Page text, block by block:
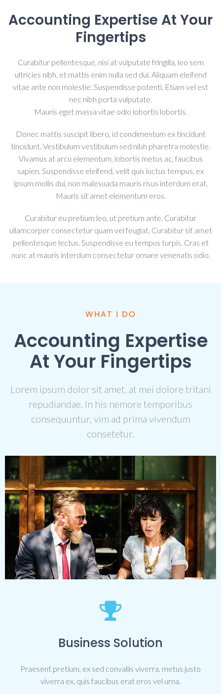
Accounting Expertise At Your
Fingertips
Curabitur pellentesque, nisi at vulputate fringilla, leo sem
ultricies nibh, et mattis enim nulla sed dui. Aliquam eleifend
vitae ante non molestie. Suspendisse potenti. Etiam vel est
nec nibh porta vulputate.
Mauris eget massa vitae odio lobortis lobortis.
Donec mattis suscipit libero, id condimentum ex tincidunt
tincidunt. Vestibulum vestibulum sed nibh pharetra molestie.
Vivamus at arcu elementum, lobortis metus ac, faucibus
sapien. Suspendisse eleifend, velit quis luctus tempus, ex
ipsum mollis dui, non malesuada mauris risus interdum erat.
Mauris sit amet elementum eros.
Curabitur eu pretium leo, ut pretium ante. Curabitur
ullamcorper consectetur quam vel feugiat. Curabitur sit amet
pellentesque lectus. Suspendisse eu tempus turpis. Cras et
nunc at mauris interdum consectetur ornare venenatis odio.
WHAT I DO
Accounting Expertise
At Your Fingertips
Lorem ipsum dolor sit amet, at mei dolore tritani
repudiandae. In his nemore temporibus
consequuntur, vim ad prima vivendum
consetetur.
Business Solution
Praesent pretium, ex sed convallis viverra, metus justo
viverra ex, quis faucibus erat eros vel urna.